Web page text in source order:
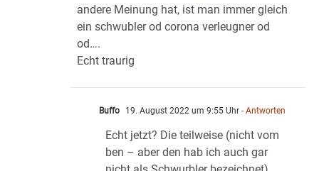
andere Meinung hat, ist man immer gleich
ein schwubler od corona verleugner od
od….
Echt traurig
Buffo 19. August 2022 um 9:55 Uhr - Antworten
Echt jetzt? Die teilweise (nicht vom
ben – aber den hab ich auch gar